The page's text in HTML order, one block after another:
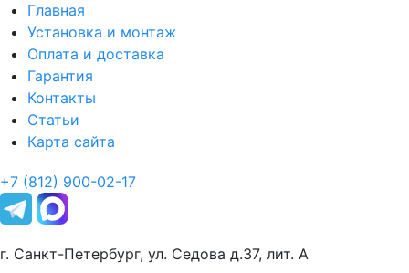
Главная
Установка и монтаж
Оплата и доставка
Гарантия
Контакты
Статьи
Карта сайта
+7 (812) 900-02-17
г. Санкт-Петербург, ул. Седова д.37, лит. А